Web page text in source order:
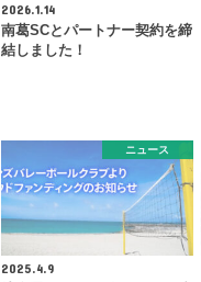
2026.1.14
南葛SCとパートナー契約を締
結しました！
ニュース
2025.4.9